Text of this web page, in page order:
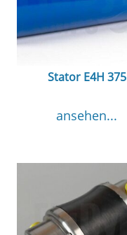
Stator E4H 375
ansehen...